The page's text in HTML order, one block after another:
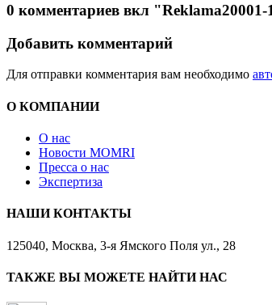
0 комментариев вкл "Reklama20001-
Добавить комментарий
Для отправки комментария вам необходимо
О КОМПАНИИ
О нас
Новости MOMRI
Пресса о нас
Экспертиза
НАШИ КОНТАКТЫ
125040, Москва, 3-я Ямского Поля ул., 28
ТАКЖЕ ВЫ МОЖЕТЕ НАЙТИ НАС